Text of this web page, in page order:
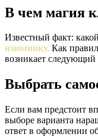
В чем магия
Известный факт:
изюминку. Как
возникает следующий
Выбрать
Если вам предстоит
выборе варианта
ответ в оформлении